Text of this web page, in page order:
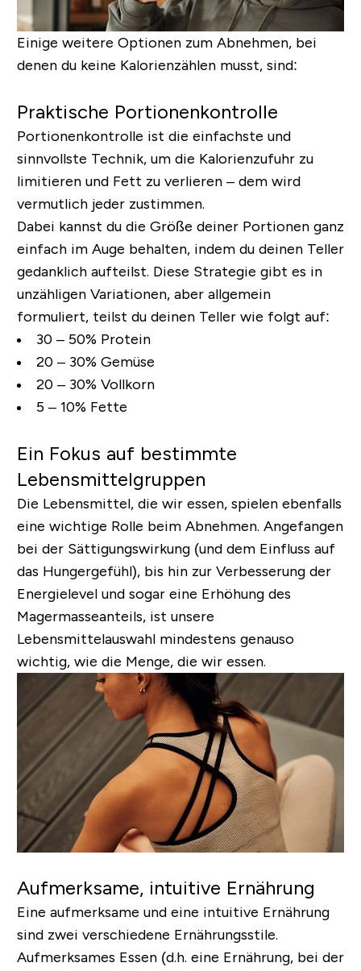
Einige weitere Optionen zum Abnehmen, bei
denen du keine Kalorienzählen musst, sind:
Praktische Portionenkontrolle
Portionenkontrolle ist die einfachste und
sinnvollste Technik, um die Kalorienzufuhr zu
limitieren und Fett zu verlieren – dem wird
vermutlich jeder zustimmen.
Dabei kannst du die Größe deiner Portionen ganz
einfach im Auge behalten, indem du deinen Teller
gedanklich aufteilst. Diese Strategie gibt es in
unzähligen Variationen, aber allgemein
formuliert, teilst du deinen Teller wie folgt auf:
30 – 50% Protein
20 – 30% Gemüse
20 – 30% Vollkorn
5 – 10% Fette
Ein Fokus auf bestimmte
Lebensmittelgruppen
Die Lebensmittel, die wir essen, spielen ebenfalls
eine wichtige Rolle beim Abnehmen. Angefangen
bei der Sättigungswirkung (und dem Einfluss auf
das Hungergefühl), bis hin zur Verbesserung der
Energielevel und sogar eine Erhöhung des
Magermasseanteils, ist unsere
Lebensmittelauswahl mindestens genauso
wichtig, wie die Menge, die wir essen.
Aufmerksame, intuitive Ernährung
Eine aufmerksame und eine intuitive Ernährung
sind zwei verschiedene Ernährungsstile.
Aufmerksames Essen (d.h. eine Ernährung, bei der